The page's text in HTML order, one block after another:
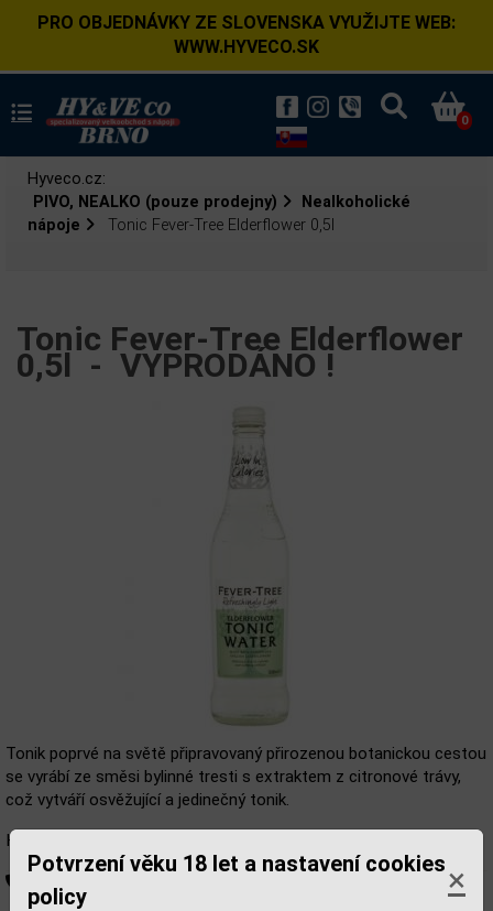
Potvrzení věku 18 let a nastavení cookies
policy
×
PRO OBJEDNÁVKY ZE SLOVENSKA VYUŽIJTE WEB:
WWW.HYVECO.SK
0
Hyveco.cz:
PIVO, NEALKO (pouze prodejny)
Nealkoholické
nápoje
Tonic Fever-Tree Elderflower 0,5l
Tonic Fever-Tree Elderflower
0,5l - VYPRODÁNO !
Tonik poprvé na světě připravovaný přirozenou botanickou cestou
se vyrábí ze směsi bylinné tresti s extraktem z citronové trávy,
což vytváří osvěžující a jedinečný tonik.
Hmotnost: 1 Kg
Není skladem